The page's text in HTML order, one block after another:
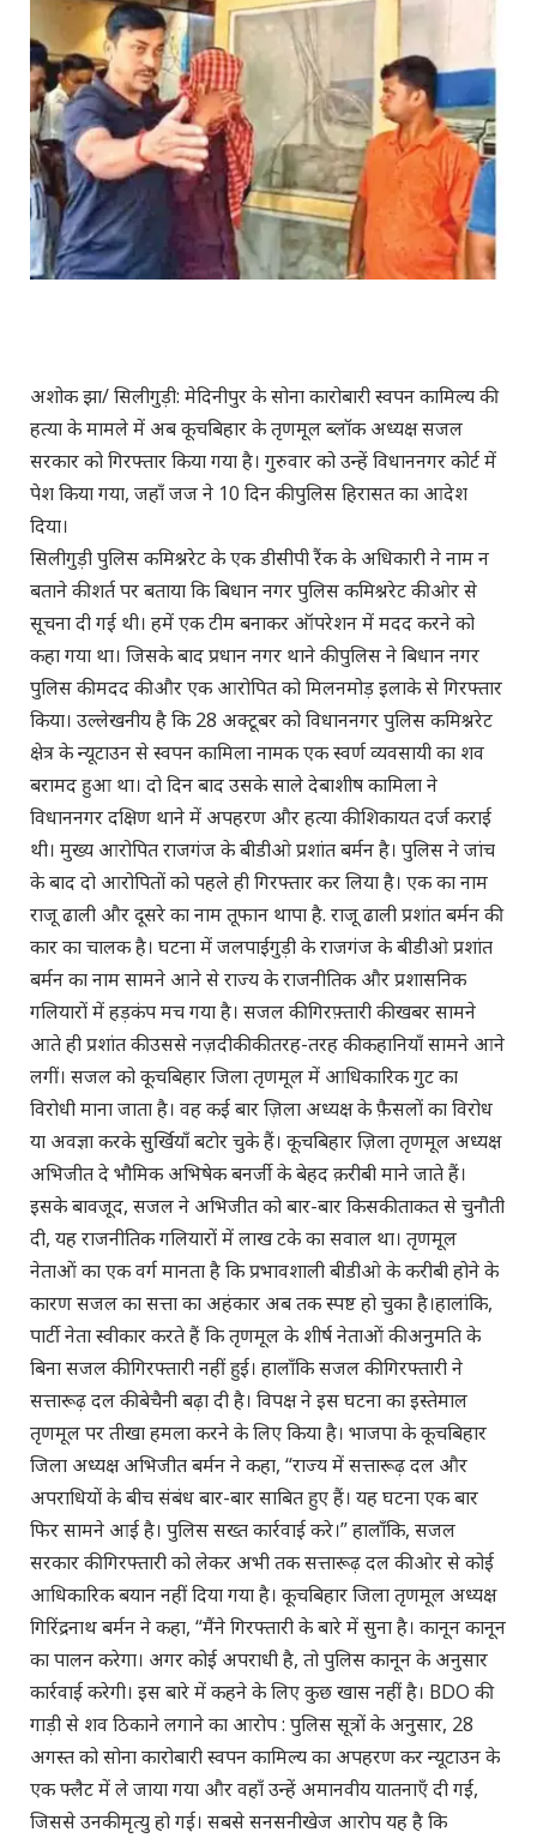
अशोक झा/ सिलीगुड़ी: मेदिनीपुर के सोना कारोबारी स्वपन कामिल्य की
हत्या के मामले में अब कूचबिहार के तृणमूल ब्लॉक अध्यक्ष सजल
सरकार को गिरफ्तार किया गया है। गुरुवार को उन्हें विधाननगर कोर्ट में
पेश किया गया, जहाँ जज ने 10 दिन की पुलिस हिरासत का आदेश
दिया।
सिलीगुड़ी पुलिस कमिश्नरेट के एक डीसीपी रैंक के अधिकारी ने नाम न
बताने की शर्त पर बताया कि बिधान नगर पुलिस कमिश्नरेट की ओर से
सूचना दी गई थी। हमें एक टीम बनाकर ऑपरेशन में मदद करने को
कहा गया था। जिसके बाद प्रधान नगर थाने की पुलिस ने बिधान नगर
पुलिस की मदद की और एक आरोपित को मिलनमोड़ इलाके से गिरफ्तार
किया। उल्लेखनीय है कि 28 अक्टूबर को विधाननगर पुलिस कमिश्नरेट
क्षेत्र के न्यूटाउन से स्वपन कामिला नामक एक स्वर्ण व्यवसायी का शव
बरामद हुआ था। दो दिन बाद उसके साले देबाशीष कामिला ने
विधाननगर दक्षिण थाने में अपहरण और हत्या की शिकायत दर्ज कराई
थी। मुख्य आरोपित राजगंज के बीडीओ प्रशांत बर्मन है। पुलिस ने जांच
के बाद दो आरोपितों को पहले ही गिरफ्तार कर लिया है। एक का नाम
राजू ढाली और दूसरे का नाम तूफान थापा है. राजू ढाली प्रशांत बर्मन की
कार का चालक है। घटना में जलपाईगुड़ी के राजगंज के बीडीओ प्रशांत
बर्मन का नाम सामने आने से राज्य के राजनीतिक और प्रशासनिक
गलियारों में हड़कंप मच गया है। सजल की गिरफ़्तारी की खबर सामने
आते ही प्रशांत की उससे नज़दीकी की तरह-तरह की कहानियाँ सामने आने
लगीं। सजल को कूचबिहार जिला तृणमूल में आधिकारिक गुट का
विरोधी माना जाता है। वह कई बार ज़िला अध्यक्ष के फ़ैसलों का विरोध
या अवज्ञा करके सुर्खियाँ बटोर चुके हैं। कूचबिहार ज़िला तृणमूल अध्यक्ष
अभिजीत दे भौमिक अभिषेक बनर्जी के बेहद क़रीबी माने जाते हैं।
इसके बावजूद, सजल ने अभिजीत को बार-बार किसकी ताकत से चुनौती
दी, यह राजनीतिक गलियारों में लाख टके का सवाल था। तृणमूल
नेताओं का एक वर्ग मानता है कि प्रभावशाली बीडीओ के करीबी होने के
कारण सजल का सत्ता का अहंकार अब तक स्पष्ट हो चुका है।हालांकि,
पार्टी नेता स्वीकार करते हैं कि तृणमूल के शीर्ष नेताओं की अनुमति के
बिना सजल की गिरफ्तारी नहीं हुई। हालाँकि सजल की गिरफ्तारी ने
सत्तारूढ़ दल की बेचैनी बढ़ा दी है। विपक्ष ने इस घटना का इस्तेमाल
तृणमूल पर तीखा हमला करने के लिए किया है। भाजपा के कूचबिहार
जिला अध्यक्ष अभिजीत बर्मन ने कहा, “राज्य में सत्तारूढ़ दल और
अपराधियों के बीच संबंध बार-बार साबित हुए हैं। यह घटना एक बार
फिर सामने आई है। पुलिस सख्त कार्रवाई करे।” हालाँकि, सजल
सरकार की गिरफ्तारी को लेकर अभी तक सत्तारूढ़ दल की ओर से कोई
आधिकारिक बयान नहीं दिया गया है। कूचबिहार जिला तृणमूल अध्यक्ष
गिरिंद्रनाथ बर्मन ने कहा, “मैंने गिरफ्तारी के बारे में सुना है। कानून कानून
का पालन करेगा। अगर कोई अपराधी है, तो पुलिस कानून के अनुसार
कार्रवाई करेगी। इस बारे में कहने के लिए कुछ खास नहीं है। BDO की
गाड़ी से शव ठिकाने लगाने का आरोप : पुलिस सूत्रों के अनुसार, 28
अगस्त को सोना कारोबारी स्वपन कामिल्य का अपहरण कर न्यूटाउन के
एक फ्लैट में ले जाया गया और वहाँ उन्हें अमानवीय यातनाएँ दी गईं,
जिससे उनकी मृत्यु हो गई। सबसे सनसनीखेज आरोप यह है कि